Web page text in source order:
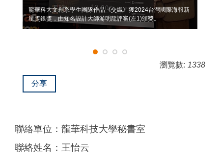
龍華科大文創系學生團隊作品《交織》獲2024台灣國際海報新
星獎銀獎，由知名設計大師游明龍評審(左1)頒獎。
瀏覽數: 1338
分享
聯絡單位：龍華科技大學秘書室
聯絡姓名：王怡云